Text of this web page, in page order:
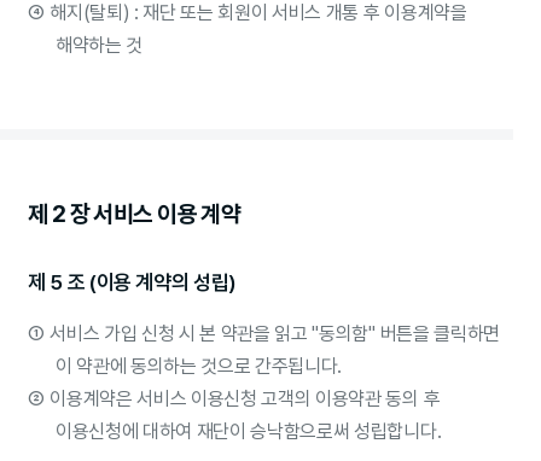
④ 해지(탈퇴) : 재단 또는 회원이 서비스 개통 후 이용계약을
해약하는 것
제 2 장 서비스 이용 계약
제 5 조 (이용 계약의 성립)
① 서비스 가입 신청 시 본 약관을 읽고 "동의함" 버튼을 클릭하면
이 약관에 동의하는 것으로 간주됩니다.
② 이용계약은 서비스 이용신청 고객의 이용약관 동의 후
이용신청에 대하여 재단이 승낙함으로써 성립합니다.